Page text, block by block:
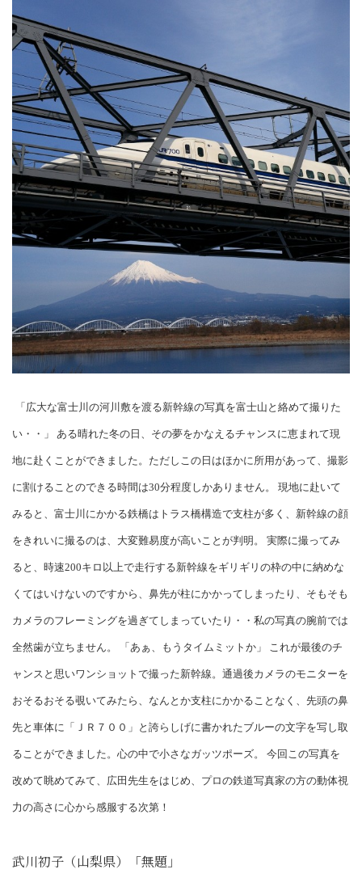
「広大な富士川の河川敷を渡る新幹線の写真を富士山と絡めて撮りた
い・・」 ある晴れた冬の日、その夢をかなえるチャンスに恵まれて現
地に赴くことができました。ただしこの日はほかに所用があって、撮影
に割けることのできる時間は30分程度しかありません。 現地に赴いて
みると、富士川にかかる鉄橋はトラス橋構造で支柱が多く、新幹線の顔
をきれいに撮るのは、大変難易度が高いことが判明。 実際に撮ってみ
ると、時速200キロ以上で走行する新幹線をギリギリの枠の中に納めな
くてはいけないのですから、鼻先が柱にかかってしまったり、そもそも
カメラのフレーミングを過ぎてしまっていたり・・私の写真の腕前では
全然歯が立ちません。 「あぁ、もうタイムミットか」 これが最後のチ
ャンスと思いワンショットで撮った新幹線。通過後カメラのモニターを
おそるおそる覗いてみたら、なんとか支柱にかかることなく、先頭の鼻
先と車体に「ＪＲ７００」と誇らしげに書かれたブルーの文字を写し取
ることができました。心の中で小さなガッツポーズ。 今回この写真を
改めて眺めてみて、広田先生をはじめ、プロの鉄道写真家の方の動体視
力の高さに心から感服する次第！
武川初子（山梨県）「無題」